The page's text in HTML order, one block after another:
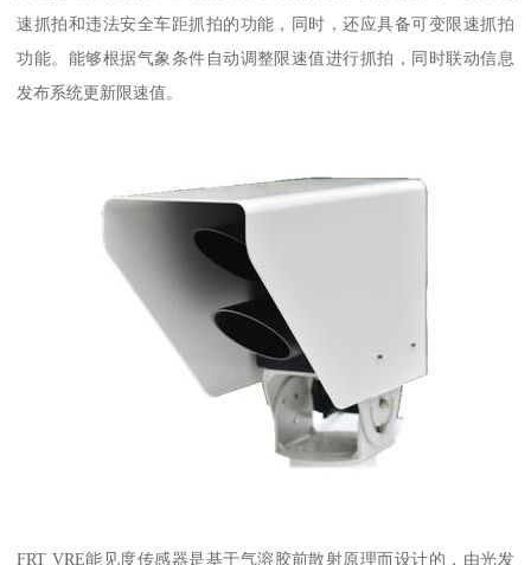
速抓拍和违法安全车距抓拍的功能，同时，还应具备可变限速抓拍
功能。能够根据气象条件自动调整限速值进行抓拍，同时联动信息
发布系统更新限速值。
FRT VRE能见度传感器是基于气溶胶前散射原理而设计的，由光发